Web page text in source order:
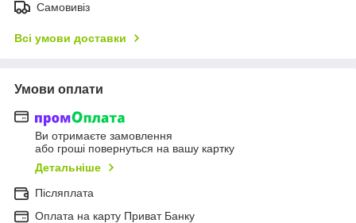
Самовивіз
Всі умови доставки
Умови оплати
Ви отримаєте замовлення
або гроші повернуться на вашу картку
Детальніше
Післяплата
Оплата на карту Приват Банку